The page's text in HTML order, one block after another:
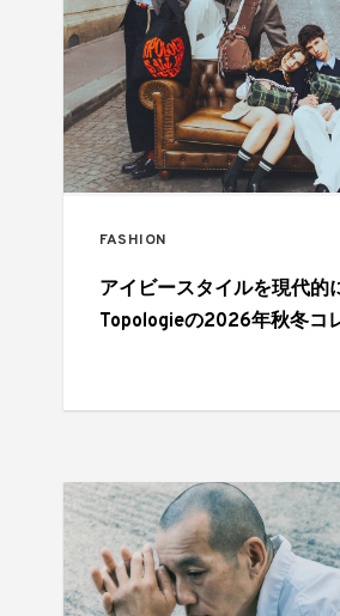
FASHION
アイビースタイルを現代的
Topologieの2026年秋冬コ